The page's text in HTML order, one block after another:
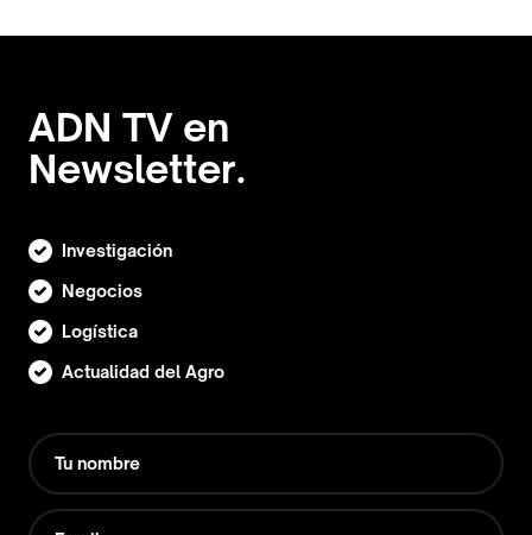
ADN TV en
Newsletter.
Investigación
Negocios
Logística
Actualidad del Agro